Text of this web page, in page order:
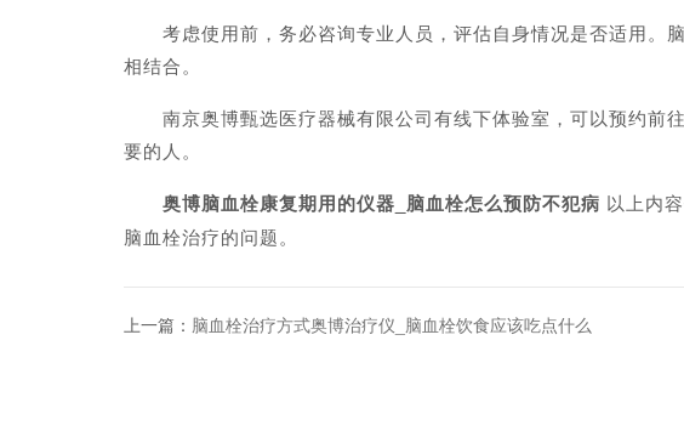
考虑使用前，务必咨询专业人员，评估自身情况是否适用。
相结合。
南京奥博甄选医疗器械有限公司有线下体验室，可以预约前
要的人。
奥博脑血栓康复期用的仪器_脑血栓怎么预防不犯病 以上内
脑血栓治疗的问题。
上一篇： 脑血栓治疗方式奥博治疗仪_脑血栓饮食应该吃点什么